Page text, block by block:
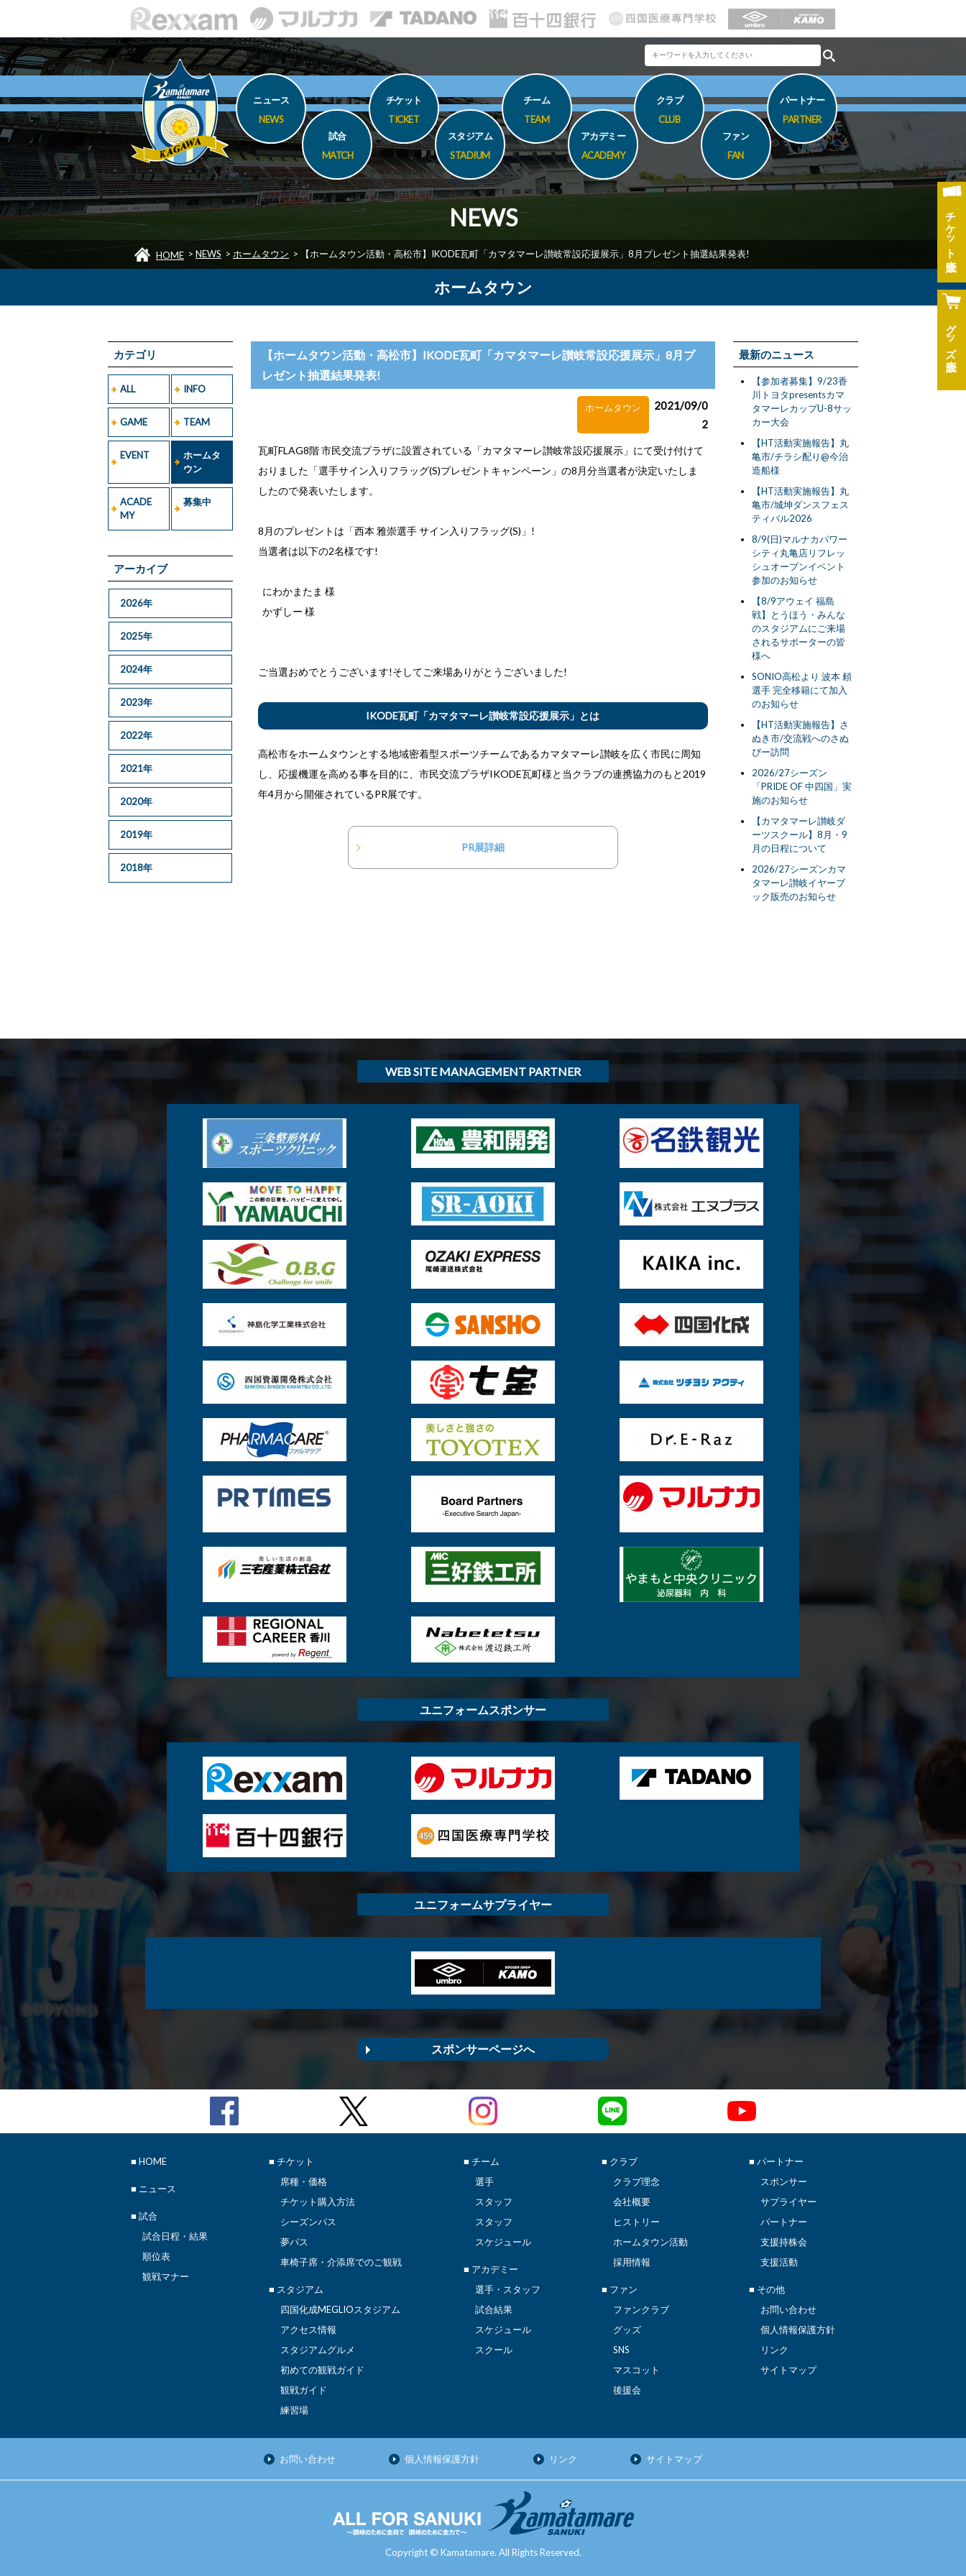
チケット
グッズ
ニュース
NEWS
試合
MATCH
チケット
TICKET
スタジアム
STADIUM
チーム
TEAM
アカデミー
ACADEMY
クラブ
CLUB
ファン
FAN
パートナー
PARTNER
NEWS
HOME > NEWS > ホームタウン > 【ホームタウン活動・高松市】IKODE瓦町「カマタマーレ讃岐常設応援展示」8月プレゼント抽選結果発表!
ホームタウン
カテゴリ
ALL INFO
GAME TEAM
EVENT
ホームタ
ウン
ACADE
MY
募集中
アーカイブ
2026年
2025年
2024年
2023年
2022年
2021年
2020年
2019年
2018年
【ホームタウン活動・高松市】IKODE瓦町「カマタマーレ讃岐常設応援展示」8月プ
レゼント抽選結果発表!
ホームタウン
2021/09/0
2
瓦町FLAG8階 市民交流プラザに設置されている「カマタマーレ讃岐常設応援展示」にて受け付けて
おりました「選手サイン入りフラッグ(S)プレゼントキャンペーン」の8月分当選者が決定いたしま
したので発表いたします。
8月のプレゼントは「西本 雅崇選手 サイン入りフラッグ(S)」!
当選者は以下の2名様です!
にわかまたま 様
かずしー 様
ご当選おめでとうございます!そしてご来場ありがとうございました!
IKODE瓦町「カマタマーレ讃岐常設応援展示」とは
高松市をホームタウンとする地域密着型スポーツチームであるカマタマーレ讃岐を広く市民に周知
し、応援機運を高める事を目的に、市民交流プラザIKODE瓦町様と当クラブの連携協力のもと2019
年4月から開催されているPR展です。
PR展詳細
最新のニュース
【参加者募集】9/23香
川トヨタpresentsカマ
タマーレカップU-8サッ
カー大会
【HT活動実施報告】丸
亀市/チラシ配り@今治
造船様
【HT活動実施報告】丸
亀市/城坤ダンスフェス
ティバル2026
8/9(日)マルナカパワー
シティ丸亀店リフレッ
シュオープンイベント
参加のお知らせ
【8/9アウェイ 福島
戦】とうほう・みんな
のスタジアムにご来場
されるサポーターの皆
様へ
SONIO高松より 波本 頼
選手 完全移籍にて加入
のお知らせ
【HT活動実施報告】さ
ぬき市/交流戦へのさぬ
ぴー訪問
2026/27シーズン
「PRIDE OF 中四国」実
施のお知らせ
【カマタマーレ讃岐ダ
ーツスクール】8月・9
月の日程について
2026/27シーズンカマ
タマーレ讃岐イヤーブ
ック販売のお知らせ
WEB SITE MANAGEMENT PARTNER
ユニフォームスポンサー
ユニフォームサプライヤー
スポンサーページへ
■ HOME
■ ニュース
■ 試合
試合日程・結果
順位表
観戦マナー
■ チケット
席種・価格
チケット購入方法
シーズンパス
夢パス
車椅子席・介添席でのご観戦
■ スタジアム
四国化成MEGLIOスタジアム
アクセス情報
スタジアムグルメ
初めての観戦ガイド
観戦ガイド
練習場
■ チーム
選手
スタッフ
スタッフ
スケジュール
■ アカデミー
選手・スタッフ
試合結果
スケジュール
スクール
■ クラブ
クラブ理念
会社概要
ヒストリー
ホームタウン活動
採用情報
■ ファン
ファンクラブ
グッズ
SNS
マスコット
後援会
■ パートナー
スポンサー
サプライヤー
パートナー
支援持株会
支援活動
■ その他
お問い合わせ
個人情報保護方針
リンク
サイトマップ
お問い合わせ 個人情報保護方針 リンク サイトマップ
Copyright © Kamatamare. All Rights Reserved.